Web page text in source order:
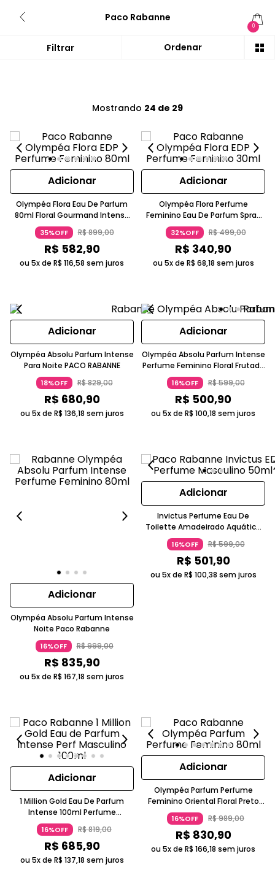
Paco Rabanne
0
Mostrando 24 de 29
Adicionar
Olympéa Flora Eau De Parfum
80ml Floral Gourmand Intenso
Duradouro Rosa Preto Paco
Rabanne
35%OFF R$899,00
R$ 582,90
ou 5x de R$ 116,58 sem juros
Adicionar
Olympéa Flora Perfume
Feminino Eau De Parfum Spray
Intenso Rosa 30ml PACO
RABANNE
32%OFF R$499,00
R$ 340,90
ou 5x de R$ 68,18 sem juros
Adicionar
Olympéa Absolu Parfum Intense
Para Noite PACO RABANNE
18%OFF R$829,00
R$ 680,90
ou 5x de R$ 136,18 sem juros
Adicionar
Olympéa Absolu Parfum Intense
Perfume Feminino Floral Frutado
Noite Paco Rabanne
16%OFF R$599,00
R$ 500,90
ou 5x de R$ 100,18 sem juros
Adicionar
Olympéa Absolu Parfum Intense
Noite Paco Rabanne
16%OFF R$999,00
R$ 835,90
ou 5x de R$ 167,18 sem juros
Adicionar
Invictus Perfume Eau De
Toilette Amadeirado Aquático
Frasco Azul Masculino 50ml Paco
Rabanne
16%OFF R$599,00
R$ 501,90
ou 5x de R$ 100,38 sem juros
Adicionar
1 Million Gold Eau De Parfum
Intense 100ml Perfume
Masculino Amadeirado
Apimentado Paco Rabanne
16%OFF R$819,00
R$ 685,90
ou 5x de R$ 137,18 sem juros
Adicionar
Olympéa Parfum Perfume
Feminino Oriental Floral Preto
Laqueado Paco Rabanne
16%OFF R$989,00
R$ 830,90
ou 5x de R$ 166,18 sem juros